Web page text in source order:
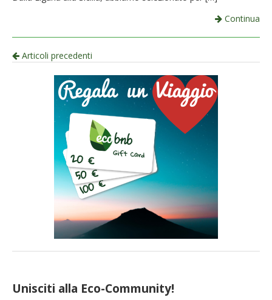
Continua
Navigazione
articolo
Articoli precedenti
Unisciti alla Eco-Community!